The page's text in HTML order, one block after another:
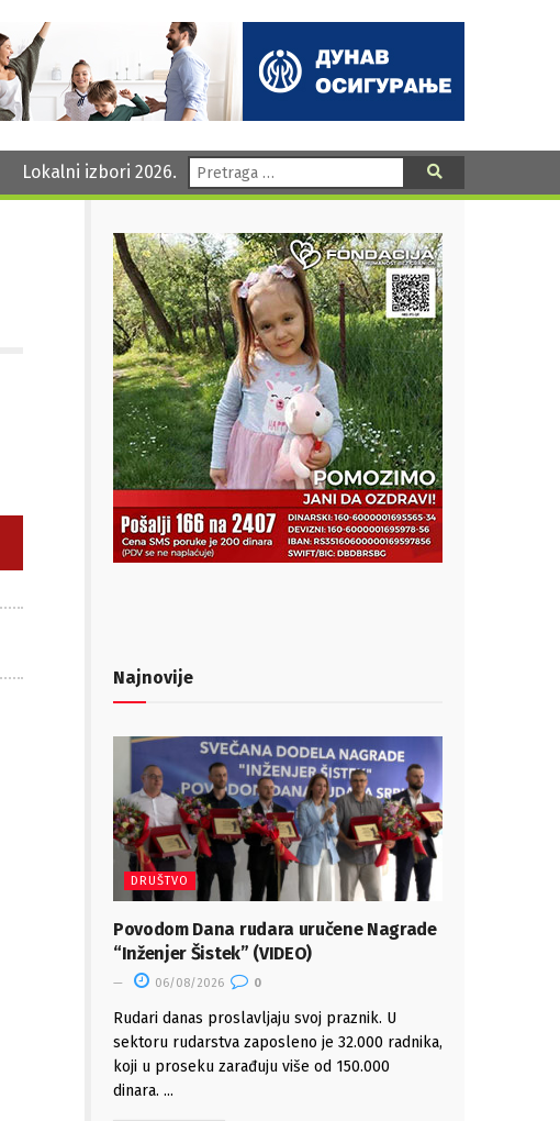
Lokalni izbori 2026. Pretraga:
Najnovije
DRUŠTVO
Povodom Dana rudara uručene Nagrade
“Inženjer Šistek” (VIDEO)
06/08/2026 0
Rudari danas proslavljaju svoj praznik. U
sektoru rudarstva zaposleno je 32.000 radnika,
koji u proseku zarađuju više od 150.000
dinara. ...